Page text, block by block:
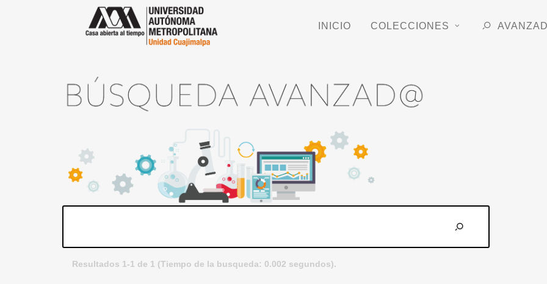
INICIO COLECCIONES
Resultados 1-1 de 1 (Tiempo de la busqueda: 0.002 segundos).